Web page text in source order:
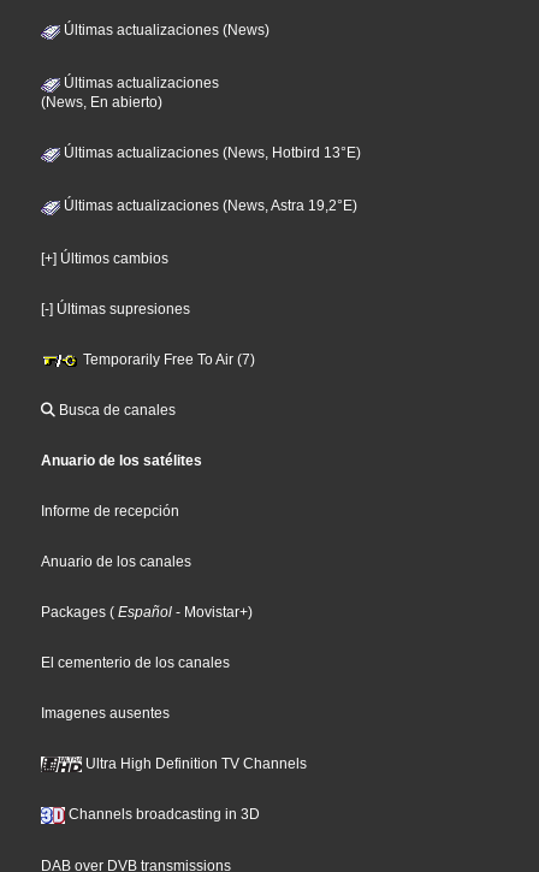
Últimas actualizaciones (News)
Últimas actualizaciones
(News, En abierto)
Últimas actualizaciones (News, Hotbird 13°E)
Últimas actualizaciones (News, Astra 19,2°E)
[+] Últimos cambios
[-] Últimas supresiones
Temporarily Free To Air (7)
Busca de canales
Anuario de los satélites
Informe de recepción
Anuario de los canales
Packages ( Español - Movistar+)
El cementerio de los canales
Imagenes ausentes
Ultra High Definition TV Channels
Channels broadcasting in 3D
DAB over DVB transmissions